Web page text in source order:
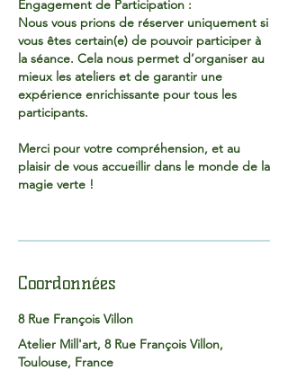
Engagement de Participation :
Nous vous prions de réserver uniquement si
vous êtes certain(e) de pouvoir participer à
la séance. Cela nous permet d’organiser au
mieux les ateliers et de garantir une
expérience enrichissante pour tous les
participants.
Merci pour votre compréhension, et au
plaisir de vous accueillir dans le monde de la
magie verte !
Coordonnées
8 Rue François Villon
Atelier Mill'art, 8 Rue François Villon,
Toulouse, France